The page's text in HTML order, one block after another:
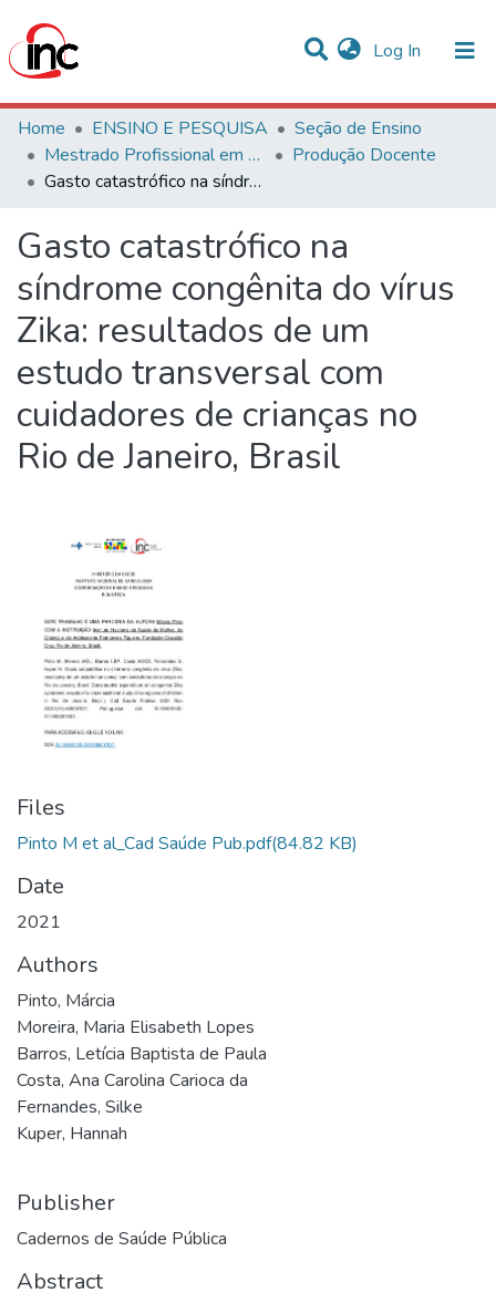
Log In (current)
Communities & Collections
Statistics
Home ENSINO E PESQUISA
Seção de Ensino
Mestrado Profissional em Avaliação de Tecnologias em Saúde
Produção Docente
Gasto catastrófico na síndrome congênita do vírus Zika: resultados de um estudo transversal com cuidadores de crianças no Rio de Janeiro, Brasil
Gasto catastrófico na
síndrome congênita do vírus
Zika: resultados de um
estudo transversal com
cuidadores de crianças no
Rio de Janeiro, Brasil
Files
Pinto M et al_Cad Saúde Pub.pdf(84.82 KB)
Date
2021
Authors
Pinto, Márcia
Moreira, Maria Elisabeth Lopes
Barros, Letícia Baptista de Paula
Costa, Ana Carolina Carioca da
Fernandes, Silke
Kuper, Hannah
Publisher
Cadernos de Saúde Pública
Abstract